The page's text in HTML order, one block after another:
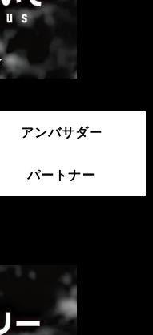
アンバサダー
パートナー